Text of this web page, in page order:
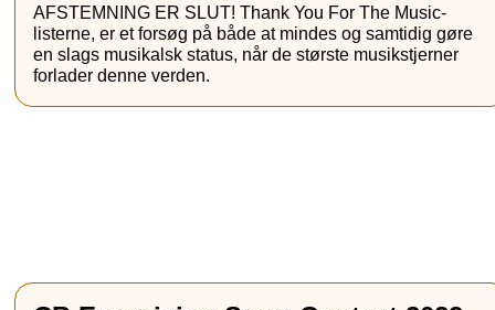
AFSTEMNING ER SLUT! Thank You For The Music-
listerne, er et forsøg på både at mindes og samtidig gøre
en slags musikalsk status, når de største musikstjerner
forlader denne verden.